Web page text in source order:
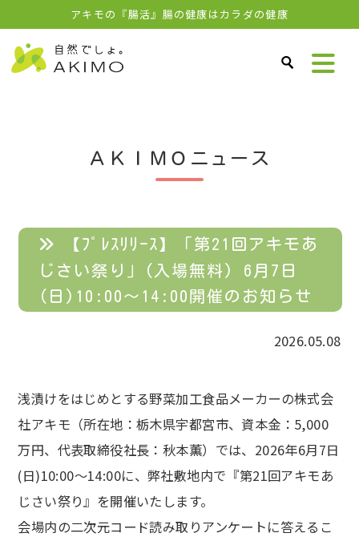
アキモの『腸活』腸の健康はカラダの健康
ＡＫＩＭＯニュース
【ﾌﾟﾚｽﾘﾘｰｽ】「第21回アキモあ
じさい祭り」(入場無料) 6月7日
(日)10:00～14:00開催のお知らせ
2026.05.08
浅漬けをはじめとする野菜加工食品メーカーの株式会
社アキモ（所在地：栃木県宇都宮市、資本金：5,000
万円、代表取締役社長：秋本薫）では、2026年6月7日
(日)10:00～14:00に、弊社敷地内で『第21回アキモあ
じさい祭り』を開催いたします。
会場内の二次元コード読み取りアンケートに答えるこ